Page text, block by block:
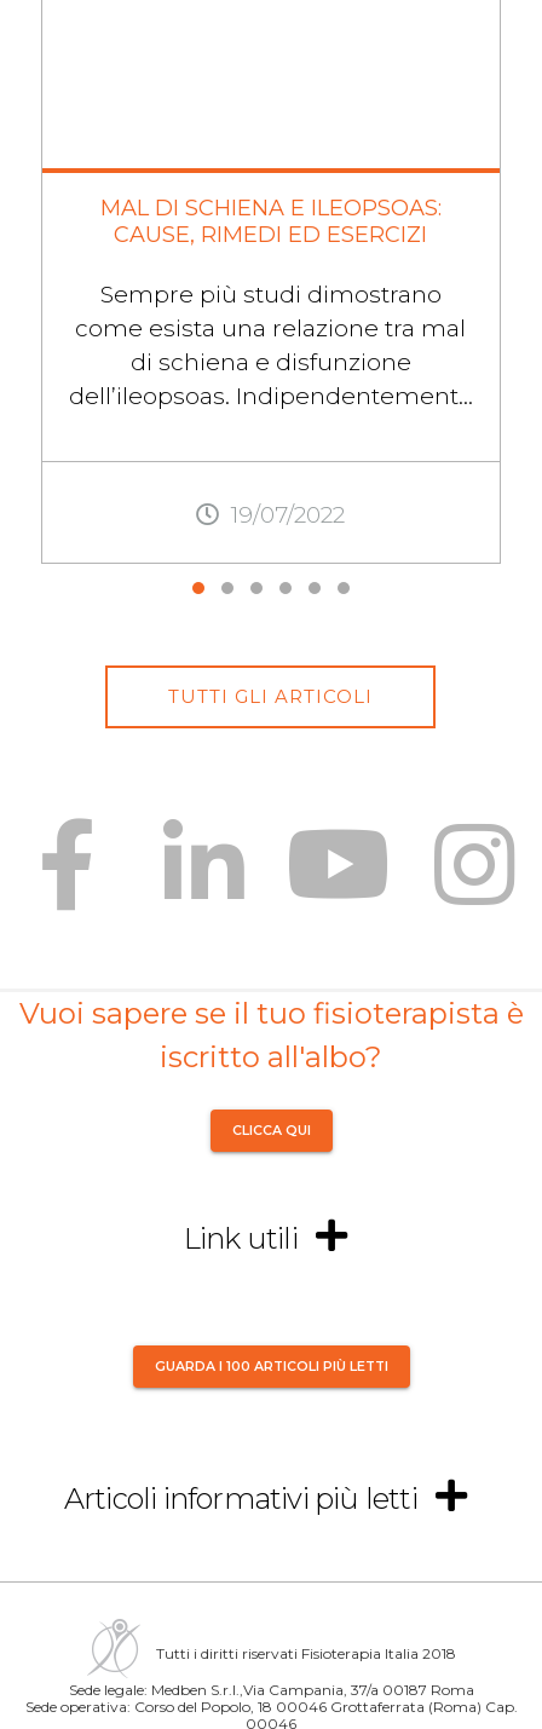
MAL DI SCHIENA E ILEOPSOAS:
CAUSE, RIMEDI ED ESERCIZI
Sempre più studi dimostrano
come esista una relazione tra mal
di schiena e disfunzione
dell’ileopsoas. Indipendentemente
lombare, in ...
19/07/2022
TUTTI GLI ARTICOLI
Vuoi sapere se il tuo fisioterapista è
iscritto all'albo?
CLICCA QUI
Link utili
GUARDA I 100 ARTICOLI PIÙ LETTI
Articoli informativi più letti
Tutti i diritti riservati Fisioterapia Italia 2018
Sede legale: Medben S.r.l.,Via Campania, 37/a 00187 Roma
Sede operativa: Corso del Popolo, 18 00046 Grottaferrata (Roma) Cap.
00046